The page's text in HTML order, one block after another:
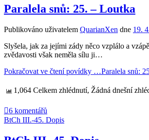
Paralela snů: 25. – Loutka
Publikováno uživatelem QuarianXen dne 19.
Slyšela, jak za jejími zády něco vzplálo a
zvědavosti však neměla sílu ji…
Pokračovat ve čtení povídky …Paralela snů:
1,064 Celkem zhlédnutí, Žádná dnešní
6 komentářů
BtCh III.-45. Dopis